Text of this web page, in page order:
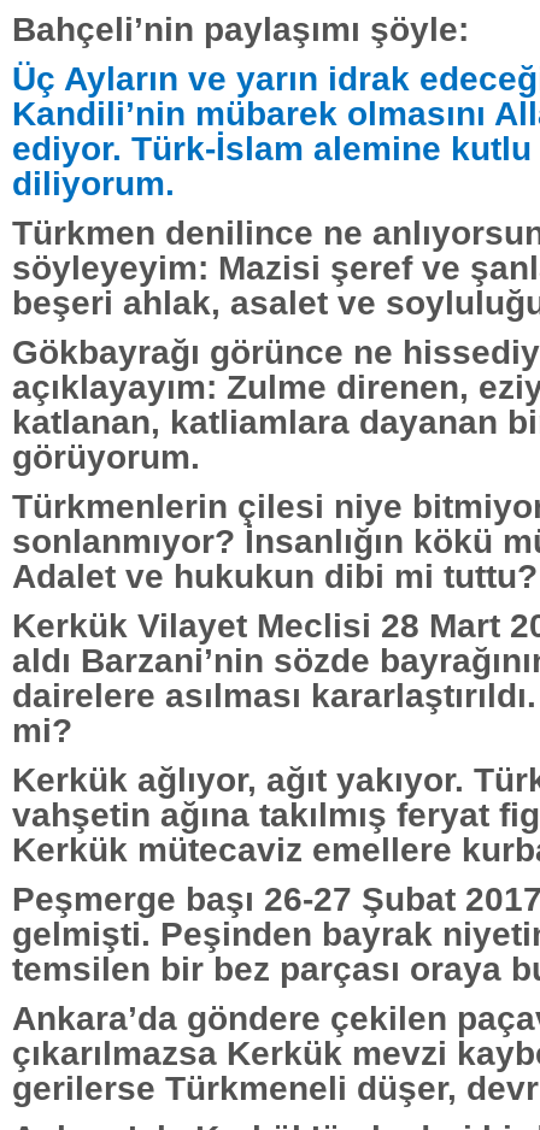
Bahçeli’nin paylaşımı şöyle:
Üç Ayların ve yarın idrak
Kandili’nin mübarek olmasını
ediyor. Türk-İslam alemine kutlu
diliyorum.
Türkmen denilince ne
söyleyeyim: Mazisi şeref ve
beşeri ahlak, asalet ve
Gökbayrağı görünce ne
açıklayayım: Zulme direnen,
katlanan, katliamlara dayanan
görüyorum.
Türkmenlerin çilesi niye
sonlanmıyor? İnsanlığın kökü
Adalet ve hukukun dibi mi
Kerkük Vilayet Meclisi 28 Mart
aldı Barzani’nin sözde
dairelere asılması
mi?
Kerkük ağlıyor, ağıt yakıyor.
vahşetin ağına takılmış feryat
Kerkük mütecaviz emellere
Peşmerge başı 26-27 Şubat
gelmişti. Peşinden bayrak
temsilen bir bez parçası oraya
Ankara’da göndere çekilen
çıkarılmazsa Kerkük mevzi
gerilerse Türkmeneli düşer,